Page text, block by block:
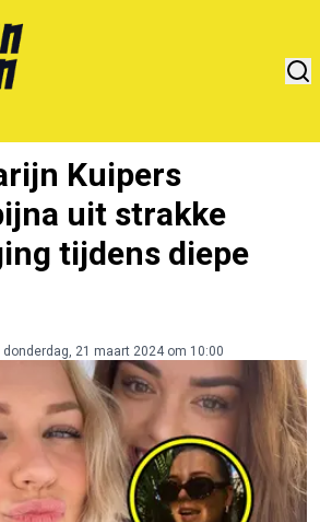
Kuipers
uit strakke
tijdens diepe
donderdag, 21 maart 2024 om 10:00